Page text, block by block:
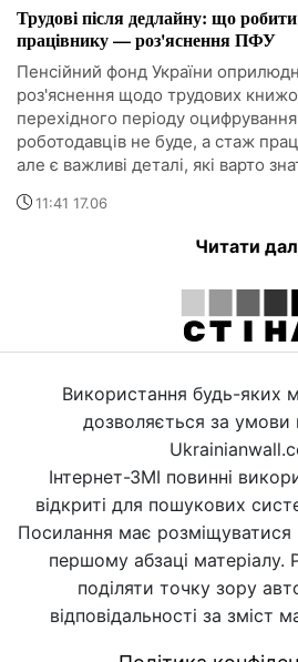
Трудові після дедлайну: що
працівнику — роз'яснення ПФУ
Пенсійний фонд України
роз'яснення щодо трудових
перехідного періоду
роботодавців не буде, а стаж
але є важливі деталі, які варто
11:41 17.06
Читати
Використання будь-яких
дозволяється за умови
Інтернет-ЗМІ повинні
відкриті для пошукових
Посилання має розміщуватися
першому абзаці матеріалу.
поділяти точку зору
відповідальності за зміст